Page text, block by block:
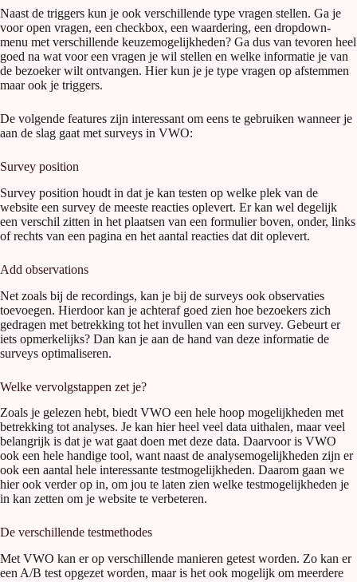
Naast de triggers kun je ook verschillende type vragen stellen. Ga je
voor open vragen, een checkbox, een waardering, een dropdown-
menu met verschillende keuzemogelijkheden? Ga dus van tevoren heel
goed na wat voor een vragen je wil stellen en welke informatie je van
de bezoeker wilt ontvangen. Hier kun je je type vragen op afstemmen
maar ook je triggers.
De volgende features zijn interessant om eens te gebruiken wanneer je
aan de slag gaat met surveys in VWO:
Survey position
Survey position houdt in dat je kan testen op welke plek van de
website een survey de meeste reacties oplevert. Er kan wel degelijk
een verschil zitten in het plaatsen van een formulier boven, onder, links
of rechts van een pagina en het aantal reacties dat dit oplevert.
Add observations
Net zoals bij de recordings, kan je bij de surveys ook observaties
toevoegen. Hierdoor kan je achteraf goed zien hoe bezoekers zich
gedragen met betrekking tot het invullen van een survey. Gebeurt er
iets opmerkelijks? Dan kan je aan de hand van deze informatie de
surveys optimaliseren.
Welke vervolgstappen zet je?
Zoals je gelezen hebt, biedt VWO een hele hoop mogelijkheden met
betrekking tot analyses. Je kan hier heel veel data uithalen, maar veel
belangrijk is dat je wat gaat doen met deze data. Daarvoor is VWO
ook een hele handige tool, want naast de analysemogelijkheden zijn er
ook een aantal hele interessante testmogelijkheden. Daarom gaan we
hier ook verder op in, om jou te laten zien welke testmogelijkheden je
in kan zetten om je website te verbeteren.
De verschillende testmethodes
Met VWO kan er op verschillende manieren getest worden. Zo kan er
een A/B test opgezet worden, maar is het ook mogelijk om meerdere